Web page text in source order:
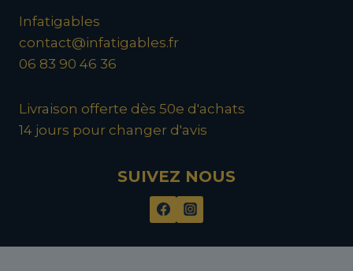
Infatigables
contact@infatigables.fr
06 83 90 46 36
Livraison offerte dès 50e d'achats
14 jours pour changer d'avis
SUIVEZ NOUS